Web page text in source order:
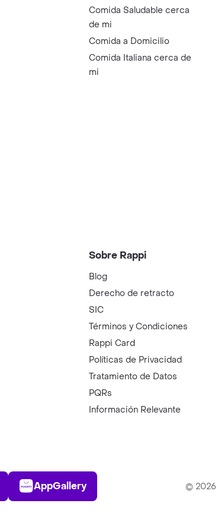
Comida Saludable cerca
de mi
Comida a Domicilio
Comida Italiana cerca de
mi
Sobre Rappi
Blog
Derecho de retracto
SIC
Términos y Condiciones
Rappi Card
Políticas de Privacidad
Tratamiento de Datos
PQRs
Información Relevante
AppGallery
AppGallery © 2026